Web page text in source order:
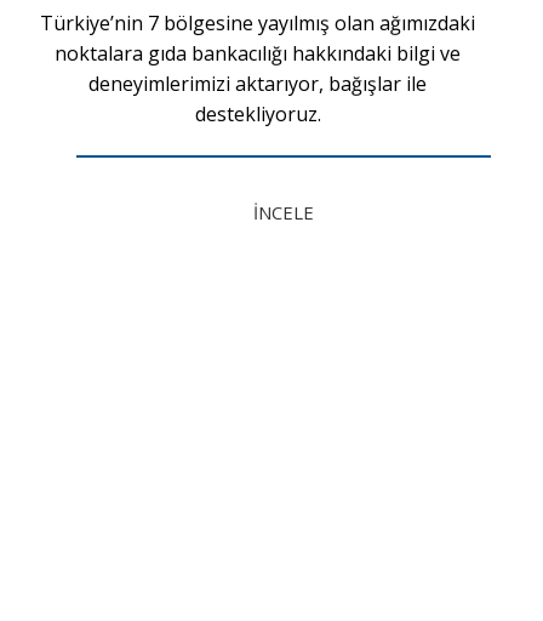
Türkiye’nin 7 bölgesine yayılmış olan ağımızdaki
noktalara gıda bankacılığı hakkındaki bilgi ve
deneyimlerimizi aktarıyor, bağışlar ile
destekliyoruz.
İNCELE